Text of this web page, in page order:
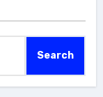
Search